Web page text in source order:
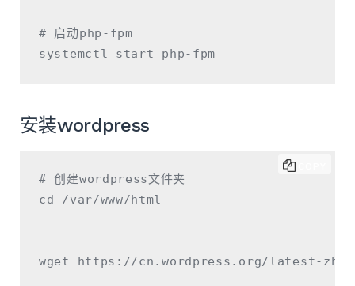
# 启动php-fpm
安装wordpress
# 创建wordpress文件夹
cd /var/www/html
wget https://cn.wordpress.org/latest-